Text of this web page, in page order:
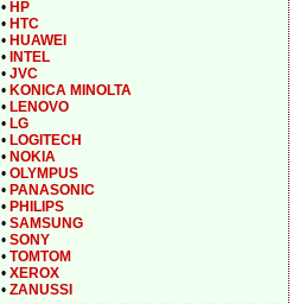
• HP
• HTC
• HUAWEI
• INTEL
• JVC
• KONICA MINOLTA
• LENOVO
• LG
• LOGITECH
• NOKIA
• OLYMPUS
• PANASONIC
• PHILIPS
• SAMSUNG
• SONY
• TOMTOM
• XEROX
• ZANUSSI